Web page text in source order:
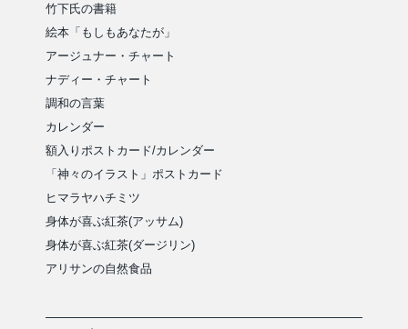
竹下氏の書籍
絵本「もしもあなたが」
アージュナー・チャート
ナディー・チャート
調和の言葉
カレンダー
額入りポストカード/カレンダー
「神々のイラスト」ポストカード
ヒマラヤハチミツ
身体が喜ぶ紅茶(アッサム)
身体が喜ぶ紅茶(ダージリン)
アリサンの自然食品